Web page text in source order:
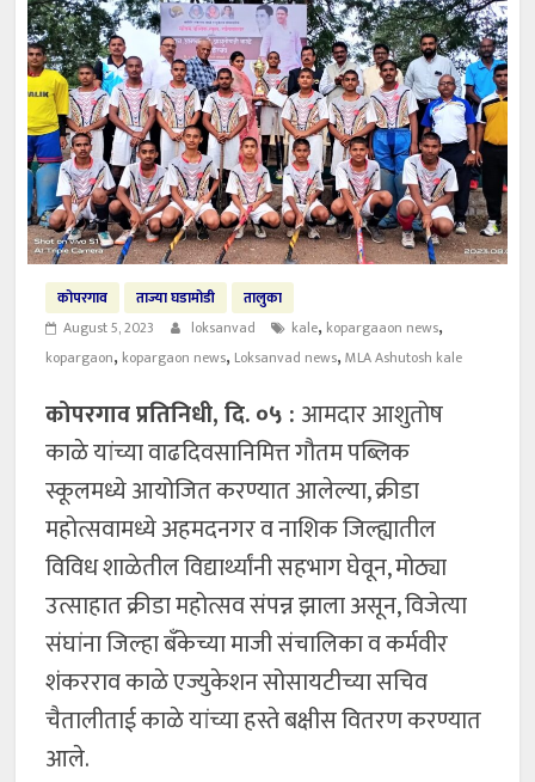
कोपरगाव ताज्या घडामोडी
तालुका
August 5, 2023
loksanvad kale, kopargaaon news,
kopargaon, kopargaon news, Loksanvad news,MLA Ashutosh kale
कोपरगाव प्रतिनिधी, दि. ०५ : आमदार आशुतोष
काळे यांच्या वाढदिवसानिमित्त गौतम पब्लिक
स्कूलमध्ये आयोजित करण्यात आलेल्या, क्रीडा
महोत्सवामध्ये अहमदनगर व नाशिक जिल्ह्यातील
विविध शाळेतील विद्यार्थ्यांनी सहभाग घेवून, मोठ्या
उत्साहात क्रीडा महोत्सव संपन्न झाला असून, विजेत्या
संघांना जिल्हा बँकेच्या माजी संचालिका व कर्मवीर
शंकरराव काळे एज्युकेशन सोसायटीच्या सचिव
चैतालीताई काळे यांच्या हस्ते बक्षीस वितरण करण्यात
आले.